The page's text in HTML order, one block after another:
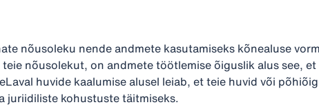
nõusoleku nende andmete kasutamiseks kõnealuse
nõusolekut, on andmete töötlemise õiguslik alus see,
huvide kaalumise alusel leiab, et teie huvid või
juriidiliste kohustuste täitmiseks.